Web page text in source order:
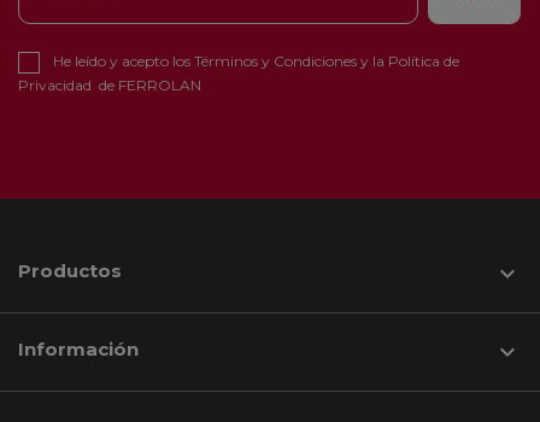
He leído y acepto los Términos y Condiciones y la Política de
Privacidad de FERROLAN
Productos 
Información 